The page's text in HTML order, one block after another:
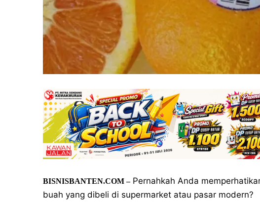
BISNISBANTEN.COM –Pernahkah Anda
buah yang dibeli di supermarket atau pasar modern?